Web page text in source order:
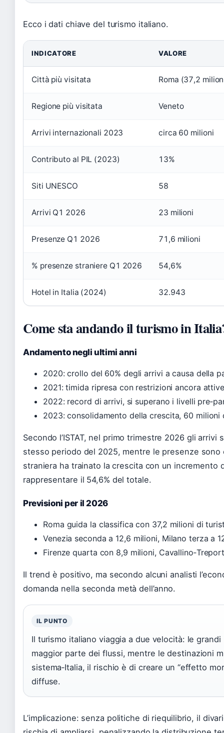
Ecco i dati chiave del turismo italiano.
INDICATORE VALORE
Città più visitata Roma (37,2
Regione più visitata Veneto
Arrivi internazionali 2023 circa 60 milioni
Contributo al PIL (2023) 13%
Siti UNESCO 58
Arrivi Q1 2026 23 milioni
Presenze Q1 2026 71,6 milioni
% presenze straniere Q1 2026 54,6%
Hotel in Italia (2024) 32.943
Come sta andando il turismo in
Andamento negli ultimi anni
2020: crollo del 60% degli arrivi a causa della
2021: timida ripresa con restrizioni ancora attive
2022: record di arrivi, si superano i livelli
2023: consolidamento della crescita, 60 milioni
Secondo l’ISTAT, nel primo trimestre 2026 gli
stesso periodo del 2025, mentre le presenze sono
straniera ha trainato la crescita con un incremento
rappresentare il 54,6% del totale.
Previsioni per il 2026
Roma guida la classifica con 37,2 milioni di
Venezia seconda a 12,6 milioni, Milano terza a
Firenze quarta con 8,9 milioni,
Il trend è positivo, ma secondo alcuni analisti
domanda nella seconda metà dell’anno.
IL PUNTO
Il turismo italiano viaggia a due velocità: le
maggior parte dei flussi, mentre le destinazioni
sistema‑Italia, il rischio è di creare un “effetto
diffuse.
L’implicazione: senza politiche di riequilibrio, il